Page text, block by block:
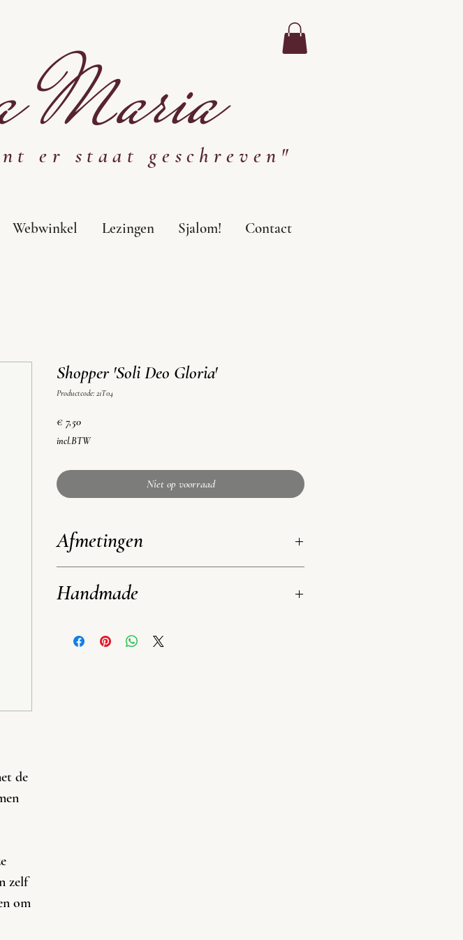
er staat geschreven"
Webwinkel Lezingen Sjalom! Contact
de
zelf
om
Shopper 'Soli Deo Gloria'
Productcode: 21T04
€ 7,50Prijs
incl.BTW
Niet op voorraad
Afmetingen
Hengsels 69 cm (valt ong. 30 cm van de schouder)
Handmade
afwijken van de foto.